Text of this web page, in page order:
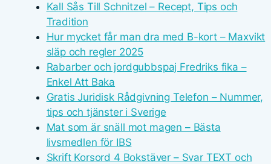
Kall Sås Till Schnitzel – Recept, Tips och
Tradition
Hur mycket får man dra med B-kort – Maxvikt
släp och regler 2025
Rabarber och jordgubbspaj Fredriks fika –
Enkel Att Baka
Gratis Juridisk Rådgivning Telefon – Nummer,
tips och tjänster i Sverige
Mat som är snäll mot magen – Bästa
livsmedlen för IBS
Skrift Korsord 4 Bokstäver – Svar TEXT och